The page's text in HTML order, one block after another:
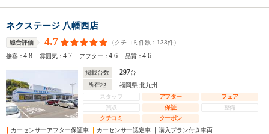
ネクステージ 八幡西店
総合評価 4.7 （クチコミ件数： 133件）
接客：4.8 雰囲気：4.7 アフター：4.6 品質：4.6
掲載台数 297台
所在地
福岡県 北九州
スタッフ
アフター
フェア
買取
保証
整備
クチコミ
クーポン
カーセンサーアフター保証車
カーセンサー認定車 購入プラン付き車両